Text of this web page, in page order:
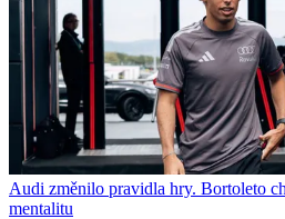
Audi změnilo pravidla hry. Bortoleto
mentalitu